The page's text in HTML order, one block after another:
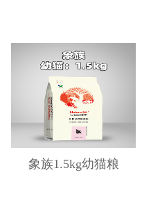
象族1.5kg幼猫粮